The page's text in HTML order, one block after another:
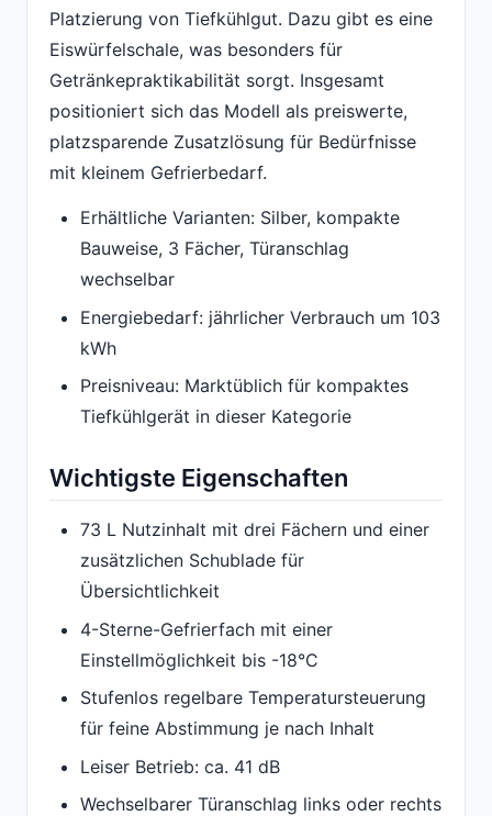
Platzierung von Tiefkühlgut. Dazu gibt es eine
Eiswürfelschale, was besonders für
Getränkepraktikabilität sorgt. Insgesamt
positioniert sich das Modell als preiswerte,
platzsparende Zusatzlösung für Bedürfnisse
mit kleinem Gefrierbedarf.
Erhältliche Varianten: Silber, kompakte
Bauweise, 3 Fächer, Türanschlag
wechselbar
Energiebedarf: jährlicher Verbrauch um 103
kWh
Preisniveau: Marktüblich für kompaktes
Tiefkühlgerät in dieser Kategorie
Wichtigste Eigenschaften
73 L Nutzinhalt mit drei Fächern und einer
zusätzlichen Schublade für
Übersichtlichkeit
4-Sterne-Gefrierfach mit einer
Einstellmöglichkeit bis -18°C
Stufenlos regelbare Temperatursteuerung
für feine Abstimmung je nach Inhalt
Leiser Betrieb: ca. 41 dB
Wechselbarer Türanschlag links oder rechts